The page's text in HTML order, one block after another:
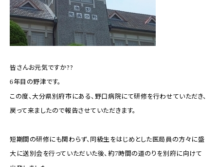
皆さんお元気ですか??
6年目の野津です。
この度、大分県別府市にある、野口病院にて研修を行わせていただき、
戻って来ましたので報告させていただきます。
短期間の研修にも関わらず、同級生をはじめとした医局員の方々に盛
大に送別会を行っていただいた後、約7時間の道のりを別府に向けて